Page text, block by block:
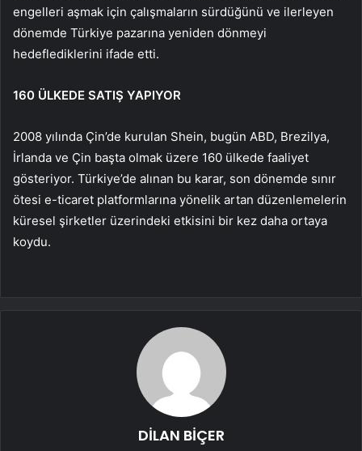
engelleri aşmak için çalışmaların sürdüğünü ve ilerleyen
dönemde Türkiye pazarına yeniden dönmeyi
hedeflediklerini ifade etti.
160 ÜLKEDE SATIŞ YAPIYOR
2008 yılında Çin’de kurulan Shein, bugün ABD, Brezilya,
İrlanda ve Çin başta olmak üzere 160 ülkede faaliyet
gösteriyor. Türkiye’de alınan bu karar, son dönemde sınır
ötesi e-ticaret platformlarına yönelik artan düzenlemelerin
küresel şirketler üzerindeki etkisini bir kez daha ortaya
koydu.
DİLAN BİÇER